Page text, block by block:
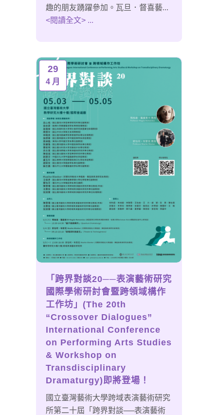
趣的朋友踴躍參加。瓦旦．督喜藝...
<閱讀全文> ...
29
4 月
「跨界對談20──表演藝術研究
國際學術研討會暨跨領域構作
工作坊」(The 20th
“Crossover Dialogues”
International Conference
on Performing Arts Studies
& Workshop on
Transdisciplinary
Dramaturgy)即將登場！
國立臺灣藝術大學跨域表演藝術研究
所第二十屆「跨界對談──表演藝術